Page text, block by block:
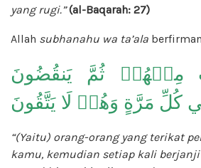
yang rugi.” (al-Baqarah: 27)
Allah subhanahu wa ta’ala
مِنۡهُمۡ ثُمَّ يَنقُضُونَ
مَرَّةٍ وَهُمۡ لَا يَتَّقُونَ
“(Yaitu) orang-orang yang terikat
kamu, kemudian setiap kali